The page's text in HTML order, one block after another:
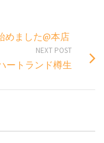
めました@本店
NEXT POST
ートランド樽生